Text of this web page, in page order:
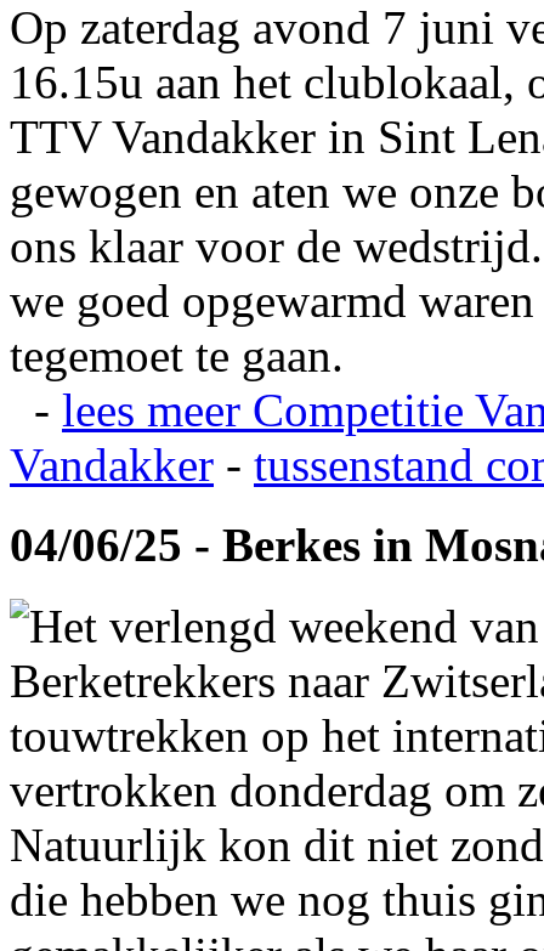
Op zaterdag avond 7 juni
16.15u aan het clublokaal,
TTV Vandakker in Sint
gewogen en aten we onze
ons klaar voor de
we goed opgewarmd
tegemoet te gaan.
- lees meer Competitie
Vandakker - tussenstand
04/06/25 - Berkes in
Het verlengd weekend
Berketrekkers naar
touwtrekken op het
vertrokken donderdag om
Natuurlijk kon dit niet
die hebben we nog thuis